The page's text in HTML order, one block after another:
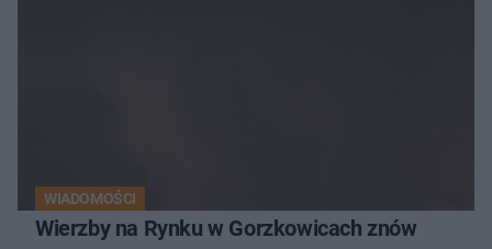
WIADOMOŚCI
Wierzby na Rynku w Gorzkowicach znów